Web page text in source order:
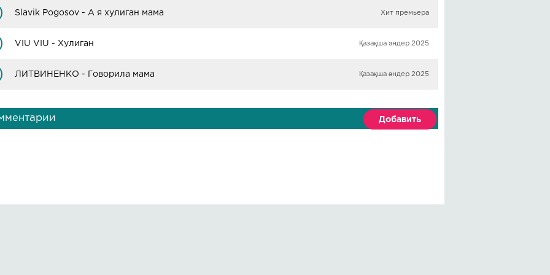
Slavik Pogosov - А я хулиган мама Хит премьера
VIU VIU - Хулиган Қазақша әндер 2025
ЛИТВИНЕНКО - Говорила мама Қазақша әндер 2025
Добавить